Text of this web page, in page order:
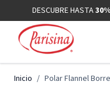
Ir al contenidoDESCUBRE HASTA
Inicio / Polar Flannel